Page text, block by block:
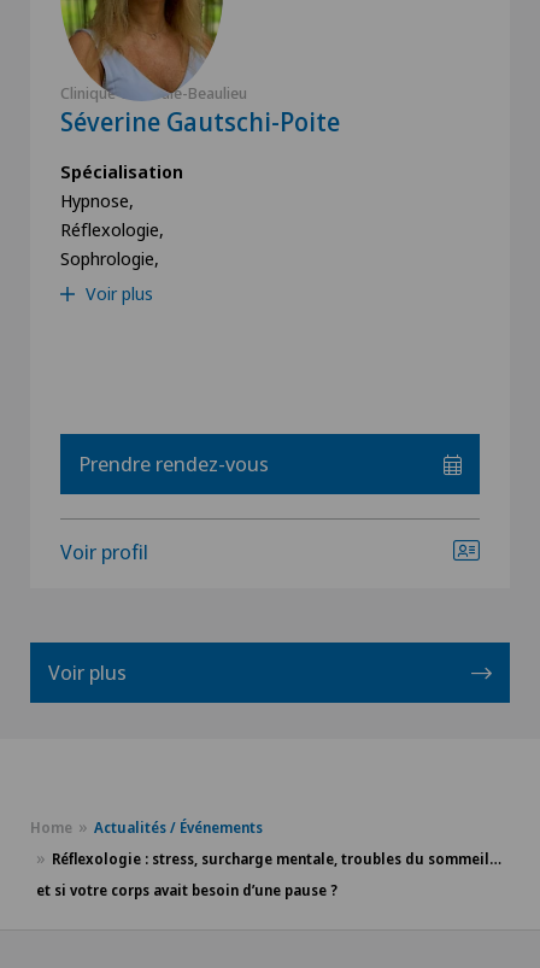
Clinique Générale-Beaulieu
Séverine Gautschi-Poite
Spécialisation
Hypnose,
Réflexologie,
Sophrologie,
Voir plus
Prendre rendez-vous
Voir profil
Voir plus
Home
Actualités / Événements
Réflexologie : stress, surcharge mentale, troubles du sommeil…
et si votre corps avait besoin d’une pause ?